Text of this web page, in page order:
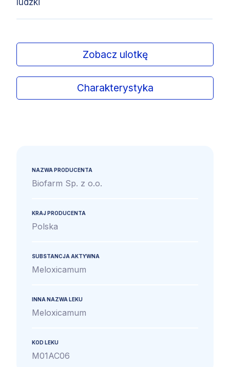
ludzki
Zobacz ulotkę
Charakterystyka
NAZWA PRODUCENTA
Biofarm Sp. z o.o.
KRAJ PRODUCENTA
Polska
SUBSTANCJA AKTYWNA
Meloxicamum
INNA NAZWA LEKU
Meloxicamum
KOD LEKU
M01AC06